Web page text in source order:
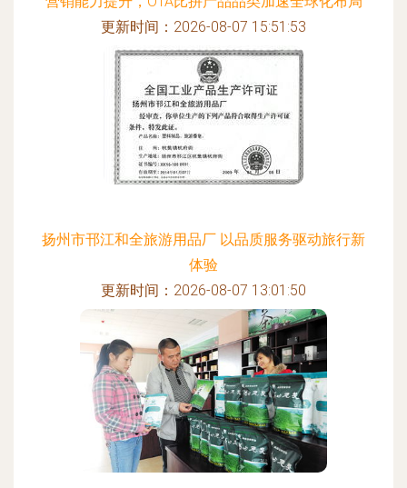
更新时间：2026-08-07 15:51:53
扬州市邗江和全旅游用品厂 以品质服务驱动旅行新
体验
更新时间：2026-08-07 13:01:50